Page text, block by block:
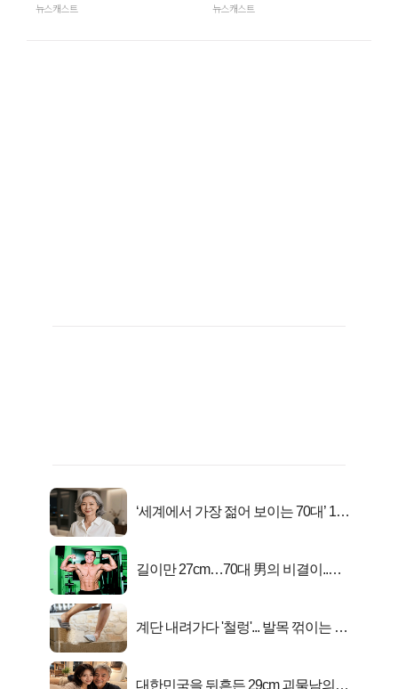
뉴스캐스트 뉴스캐스트
‘세계에서 가장 젊어 보이는 70대’ 1위
길이만 27cm…70대 男의 비결이..충
계단 내려가다 '철렁'... 발목 꺾이는 이
대한민국을 뒤흔든 29cm 괴물남의